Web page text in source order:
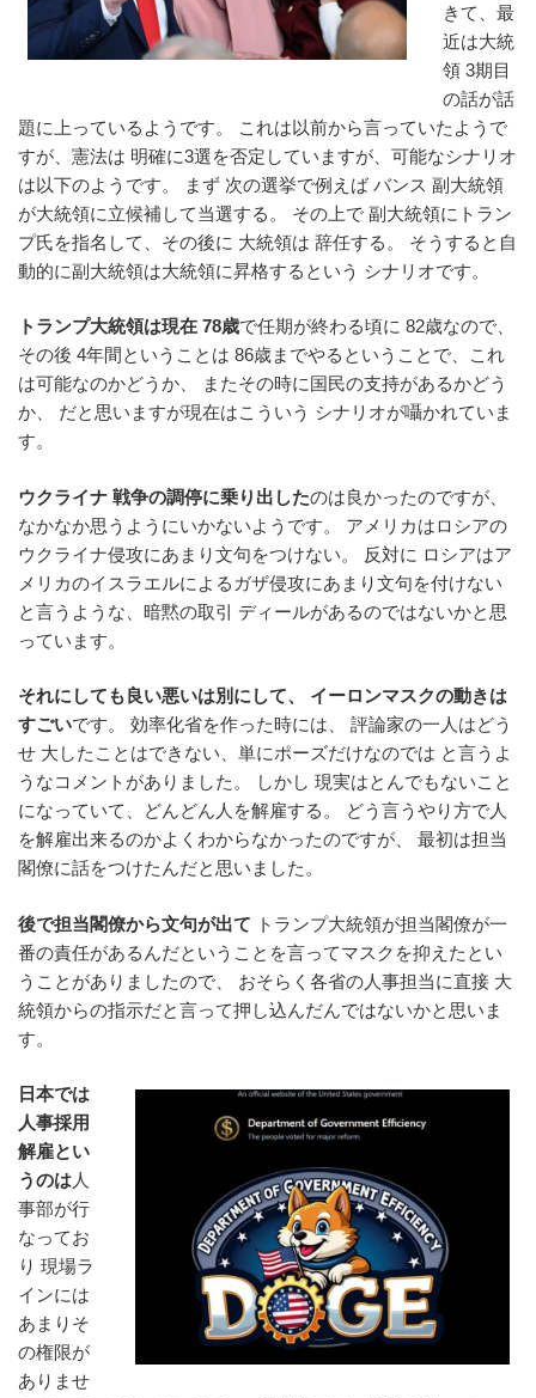
きて、最
近は大統
領 3期目
の話が話
題に上っているようです。 これは以前から言っていたようで
すが、憲法は 明確に3選を否定していますが、可能なシナリオ
は以下のようです。 まず 次の選挙で例えば バンス 副大統領
が大統領に立候補して当選する。 その上で 副大統領にトラン
プ氏を指名して、その後に 大統領は 辞任する。 そうすると自
動的に副大統領は大統領に昇格するという シナリオです。
トランプ大統領は現在 78歳で任期が終わる頃に 82歳なので、
その後 4年間ということは 86歳までやるということで、これ
は可能なのかどうか、 またその時に国民の支持があるかどう
か、 だと思いますが現在はこういう シナリオが囁かれていま
す。
ウクライナ 戦争の調停に乗り出したのは良かったのですが、
なかなか思うようにいかないようです。 アメリカはロシアの
ウクライナ侵攻にあまり文句をつけない。 反対に ロシアはア
メリカのイスラエルによるガザ侵攻にあまり文句を付けない
と言うような、暗黙の取引 ディールがあるのではないかと思
っています。
それにしても良い悪いは別にして、 イーロンマスクの動きは
すごいです。 効率化省を作った時には、 評論家の一人はどう
せ 大したことはできない、単にポーズだけなのでは と言うよ
うなコメントがありました。 しかし 現実はとんでもないこと
になっていて、どんどん人を解雇する。 どう言うやり方で人
を解雇出来るのかよくわからなかったのですが、 最初は担当
閣僚に話をつけたんだと思いました。
後で担当閣僚から文句が出て トランプ大統領が担当閣僚が一
番の責任があるんだということを言ってマスクを抑えたとい
うことがありましたので、 おそらく各省の人事担当に直接 大
統領からの指示だと言って押し込んだんではないかと思いま
す。
日本では
人事採用
解雇とい
うのは人
事部が行
なってお
り 現場ラ
インには
あまりそ
の権限が
ありませ